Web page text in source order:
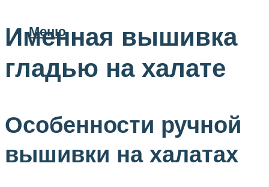
Меню
Именная вышивка
гладью на халате
Особенности ручной
вышивки на халатах